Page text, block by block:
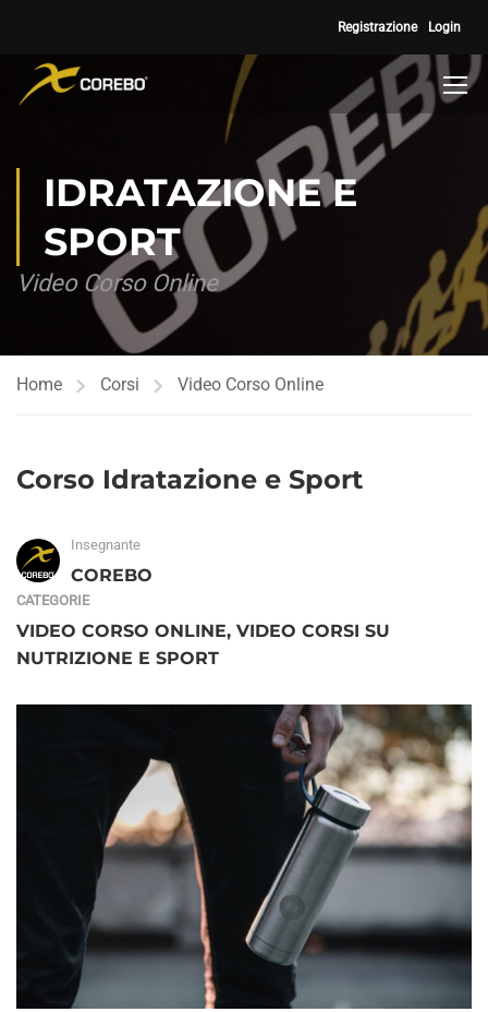
Registrazione Login
IDRATAZIONE E
SPORT
Video Corso Online
Home Corsi Video Corso Online
Corso Idratazione e Sport
Insegnante
COREBO
CATEGORIE
VIDEO CORSO ONLINE, VIDEO CORSI SU
NUTRIZIONE E SPORT